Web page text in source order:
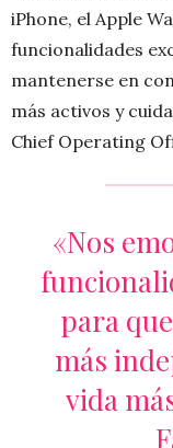
iPhone, el Apple
funcionalidades
mantenerse en
más activos y
Chief Operating
«Nos
para
más
vida